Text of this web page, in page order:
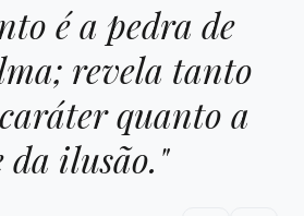
é a pedra de
revela tanto
quanto a
ilusão."